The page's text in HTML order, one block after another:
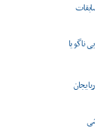
مسابقات
ناگویا